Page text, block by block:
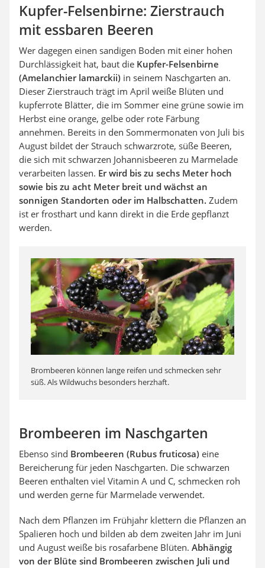
Kupfer-Felsenbirne: Zierstrauch
mit essbaren Beeren
Wer dagegen einen sandigen Boden mit einer hohen
Durchlässigkeit hat, baut die Kupfer-Felsenbirne
(Amelanchier lamarckii) in seinem Naschgarten an.
Dieser Zierstrauch trägt im April weiße Blüten und
kupferrote Blätter, die im Sommer eine grüne sowie im
Herbst eine orange, gelbe oder rote Färbung
annehmen. Bereits in den Sommermonaten von Juli bis
August bildet der Strauch schwarzrote, süße Beeren,
die sich mit schwarzen Johannisbeeren zu Marmelade
verarbeiten lassen. Er wird bis zu sechs Meter hoch
sowie bis zu acht Meter breit und wächst an
sonnigen Standorten oder im Halbschatten. Zudem
ist er frosthart und kann direkt in die Erde gepflanzt
werden.
Brombeeren können lange reifen und schmecken sehr
süß. Als Wildwuchs besonders herzhaft.
Brombeeren im Naschgarten
Ebenso sind Brombeeren (Rubus fruticosa) eine
Bereicherung für jeden Naschgarten. Die schwarzen
Beeren enthalten viel Vitamin A und C, schmecken roh
und werden gerne für Marmelade verwendet.
Nach dem Pflanzen im Frühjahr klettern die Pflanzen an
Spalieren hoch und bilden ab dem zweiten Jahr im Juni
und August weiße bis rosafarbene Blüten. Abhängig
von der Blüte sind Brombeeren zwischen Juli und